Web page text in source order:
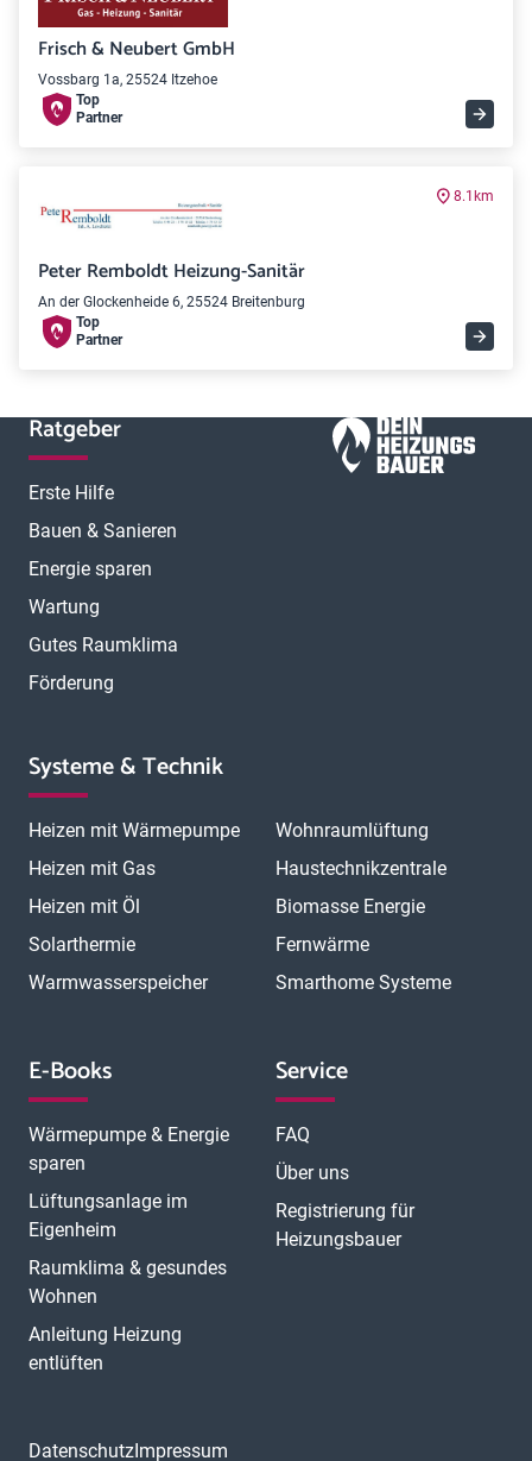
Frisch & Neubert GmbH
Vossbarg 1a, 25524 Itzehoe
Top
Partner
8.1km
Peter Remboldt Heizung-Sanitär
An der Glockenheide 6, 25524 Breitenburg
Top
Partner
Ratgeber
Erste Hilfe
Bauen & Sanieren
Energie sparen
Wartung
Gutes Raumklima
Förderung
Systeme & Technik
Heizen mit Wärmepumpe
Heizen mit Gas
Heizen mit Öl
Solarthermie
Warmwasserspeicher
Wohnraumlüftung
Haustechnikzentrale
Biomasse Energie
Fernwärme
Smarthome Systeme
E-Books
Wärmepumpe & Energie
sparen
Lüftungsanlage im
Eigenheim
Raumklima & gesundes
Wohnen
Anleitung Heizung
entlüften
Service
FAQ
Über uns
Registrierung für
Heizungsbauer
DatenschutzImpressum